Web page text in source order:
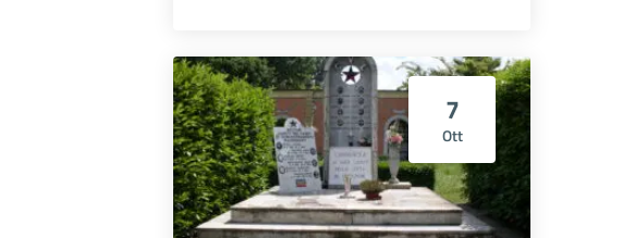
7
Ott